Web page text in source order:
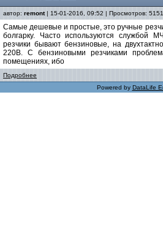
автор: remont| 15-01-2016, 09:52 | Просмотров: 5151
Самые дешевые и простые, это ручные
болгарку. Часто используются службой
резчики бывают бензиновые, на
220В. С бензиновыми резчиками
помещениях, ибо
Подробнее
Powered by DataLife